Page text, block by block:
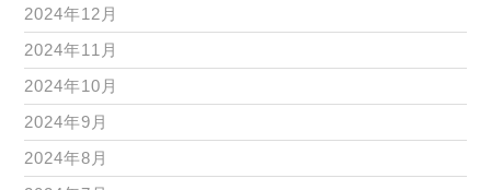
2024年12月
2024年11月
2024年10月
2024年9月
2024年8月